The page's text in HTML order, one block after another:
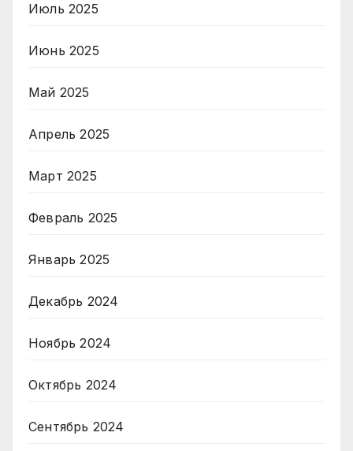
Июль 2025
Июнь 2025
Май 2025
Апрель 2025
Март 2025
Февраль 2025
Январь 2025
Декабрь 2024
Ноябрь 2024
Октябрь 2024
Сентябрь 2024